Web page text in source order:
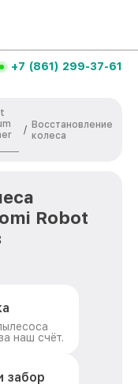
+7 (861) 299-37-61
/ Восстановление
колеса
Robot
наш счёт.
забор